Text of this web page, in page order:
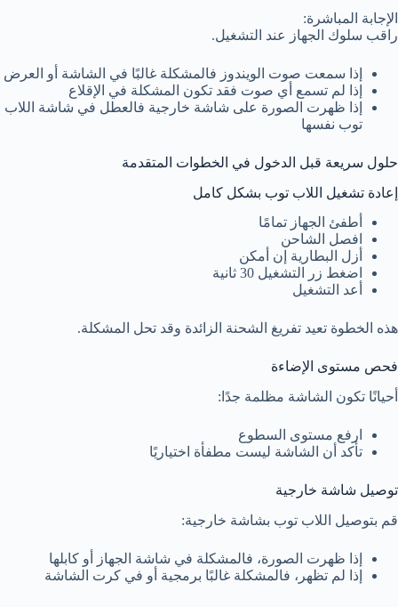
الإجابة المباشرة:
راقب سلوك الجهاز عند التشغيل.
إذا سمعت صوت الويندوز فالمشكلة غالبًا في الشاشة أو العرض
إذا لم تسمع أي صوت فقد تكون المشكلة في الإقلاع
إذا ظهرت الصورة على شاشة خارجية فالعطل في شاشة اللاب
توب نفسها
حلول سريعة قبل الدخول في الخطوات المتقدمة
إعادة تشغيل اللاب توب بشكل كامل
أطفئ الجهاز تمامًا
افصل الشاحن
أزل البطارية إن أمكن
اضغط زر التشغيل 30 ثانية
أعد التشغيل
هذه الخطوة تعيد تفريغ الشحنة الزائدة وقد تحل المشكلة.
فحص مستوى الإضاءة
أحيانًا تكون الشاشة مظلمة جدًا:
ارفع مستوى السطوع
تأكد أن الشاشة ليست مطفأة اختياريًا
توصيل شاشة خارجية
قم بتوصيل اللاب توب بشاشة خارجية:
إذا ظهرت الصورة، فالمشكلة في شاشة الجهاز أو كابلها
إذا لم تظهر، فالمشكلة غالبًا برمجية أو في كرت الشاشة